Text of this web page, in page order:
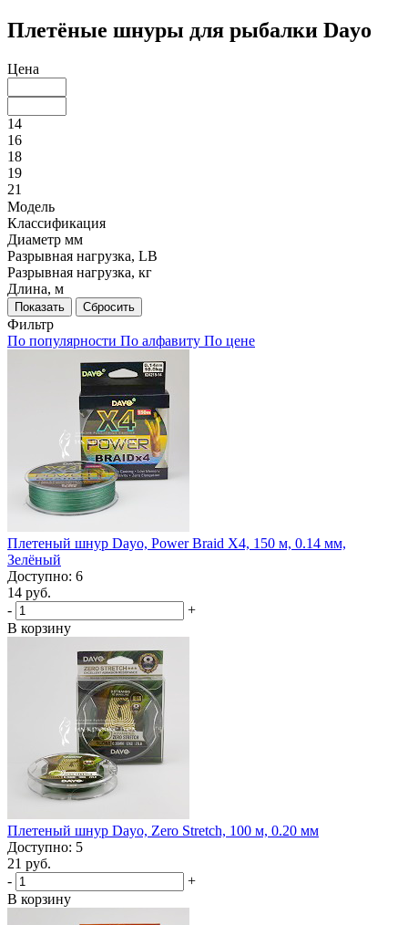
Плетёные шнуры для рыбалки Dayo
Цена
14
16
18
19
21
Модель
Классификация
Диаметр мм
Разрывная нагрузка, LB
Разрывная нагрузка, кг
Длина, м
Фильтр
По популярности По алфавиту По цене
Плетеный шнур Dayo, Power Braid X4, 150 м, 0.14 мм,
Зелёный
Доступно: 6
14 руб.
-
+
В корзину
Плетеный шнур Dayo, Zero Stretch, 100 м, 0.20 мм
Доступно: 5
21 руб.
-
+
В корзину